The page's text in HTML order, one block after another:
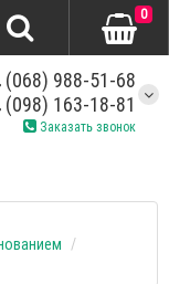
(068) 988-51-68
(098) 163-18-81
Заказать звонок
0